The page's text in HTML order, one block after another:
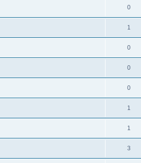
0
1
0
0
0
1
1
3